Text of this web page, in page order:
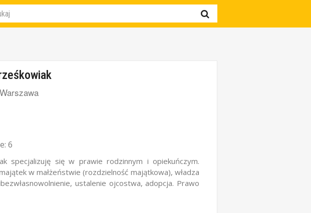
6
specjalizuję się w prawie rodzinnym i opiekuńczym.
w małżeństwie (rozdzielność majątkowa), władza
ustalenie ojcostwa, adopcja. Prawo